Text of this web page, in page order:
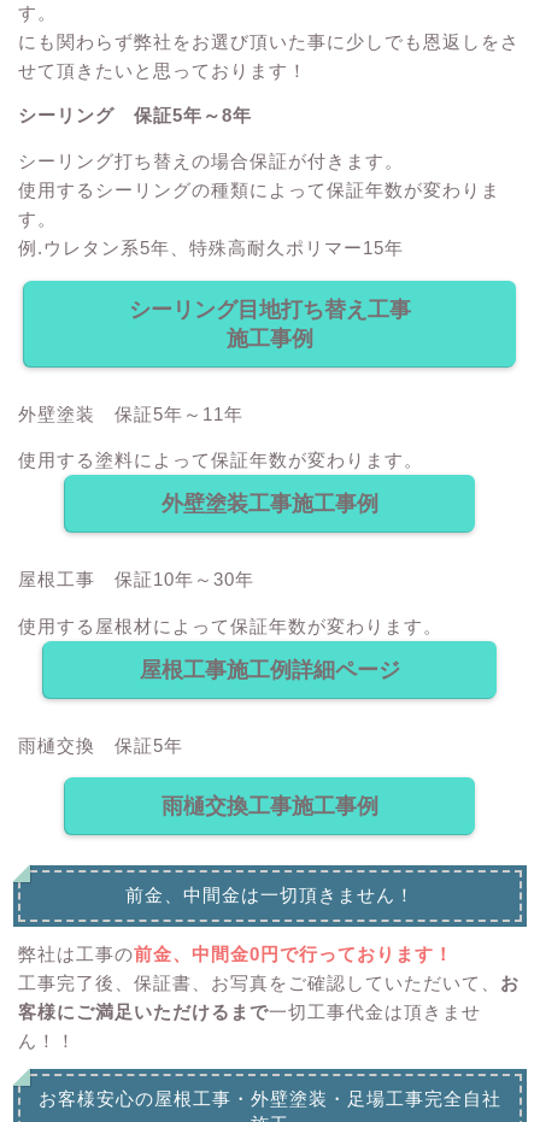
す。
にも関わらず弊社をお選び頂いた事に少しでも恩返しをさ
せて頂きたいと思っております！
シーリング 保証5年～8年
シーリング打ち替えの場合保証が付きます。
使用するシーリングの種類によって保証年数が変わりま
す。
例.ウレタン系5年、特殊高耐久ポリマー15年
シーリング目地打ち替え工事
施工事例
外壁塗装 保証5年～11年
使用する塗料によって保証年数が変わります。
外壁塗装工事施工事例
屋根工事 保証10年～30年
使用する屋根材によって保証年数が変わります。
屋根工事施工例詳細ページ
雨樋交換 保証5年
雨樋交換工事施工事例
前金、中間金は一切頂きません！
弊社は工事の前金、中間金0円で行っております！
工事完了後、保証書、お写真をご確認していただいて、 お
客様にご満足いただけるまで一切工事代金は頂きませ
ん！！
お客様安心の屋根工事・外壁塗装・足場工事完全自社